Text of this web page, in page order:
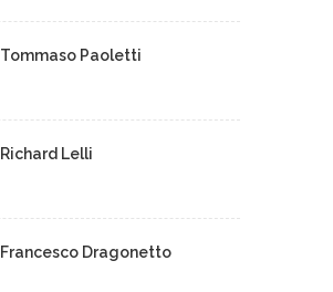
Tommaso Paoletti
Richard Lelli
Francesco Dragonetto